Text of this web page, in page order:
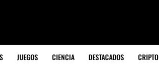
JUEGOS CIENCIA DESTACADOS CRIPTO